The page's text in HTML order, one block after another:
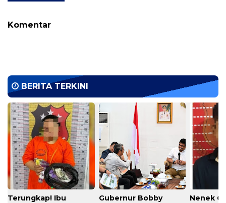
Komentar
BERITA TERKINI
Terungkap! Ibu
Gubernur Bobby
Nenek